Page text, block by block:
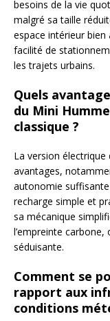
besoins de la vie
malgré sa taille
espace intérieur
facilité de
les trajets urbains.
Quels
du Mini
classique ?
La version
avantages,
autonomie
recharge simple et
sa mécanique
l’empreinte
séduisante.
Comment se
rapport aux
conditions